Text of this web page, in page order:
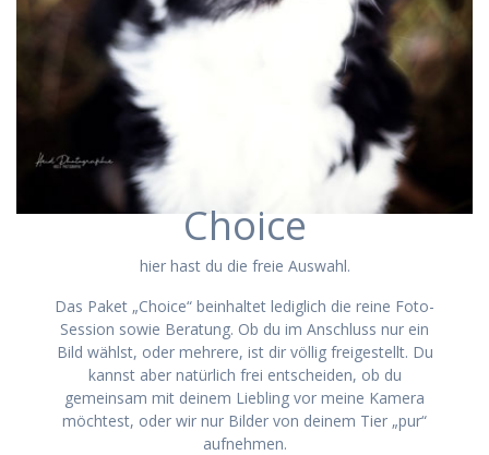
Choice
hier hast du die freie Auswahl.
Das Paket „Choice“ beinhaltet lediglich die reine Foto-
Session sowie Beratung. Ob du im Anschluss nur ein
Bild wählst, oder mehrere, ist dir völlig freigestellt. Du
kannst aber natürlich frei entscheiden, ob du
gemeinsam mit deinem Liebling vor meine Kamera
möchtest, oder wir nur Bilder von deinem Tier „pur“
aufnehmen.